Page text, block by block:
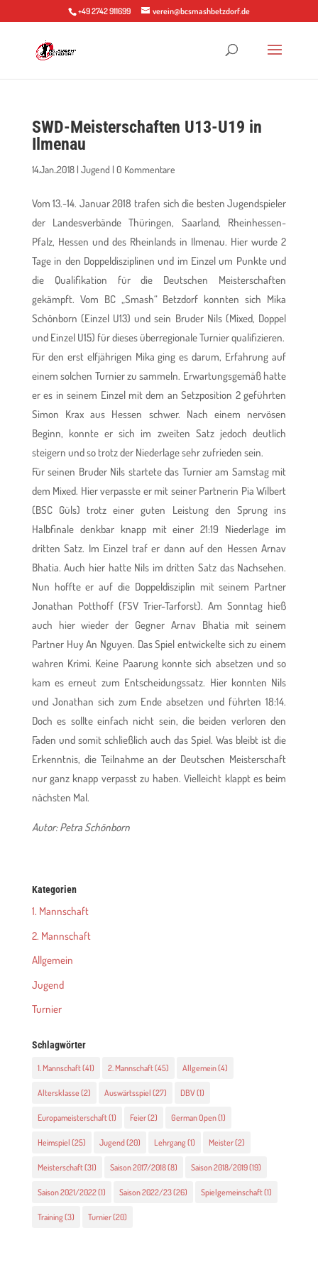
+49 2742 911699 verein@bcsmashbetzdorf.de
SWD-Meisterschaften U13-U19 in
Ilmenau
14.Jan..2018| Jugend | 0 Kommentare
Vom 13.-14. Januar 2018 trafen sich die besten Jugendspieler
der Landesverbände Thüringen, Saarland, Rheinhessen-
Pfalz, Hessen und des Rheinlands in Ilmenau. Hier wurde 2
Tage in den Doppeldisziplinen und im Einzel um Punkte und
die Qualifikation für die Deutschen Meisterschaften
gekämpft. Vom BC „Smash“ Betzdorf konnten sich Mika
Schönborn (Einzel U13) und sein Bruder Nils (Mixed, Doppel
und Einzel U15) für dieses überregionale Turnier qualifizieren.
Für den erst elfjährigen Mika ging es darum, Erfahrung auf
einem solchen Turnier zu sammeln. Erwartungsgemäß hatte
er es in seinem Einzel mit dem an Setzposition 2 geführten
Simon Krax aus Hessen schwer. Nach einem nervösen
Beginn, konnte er sich im zweiten Satz jedoch deutlich
steigern und so trotz der Niederlage sehr zufrieden sein.
Für seinen Bruder Nils startete das Turnier am Samstag mit
dem Mixed. Hier verpasste er mit seiner Partnerin Pia Wilbert
(BSC Güls) trotz einer guten Leistung den Sprung ins
Halbfinale denkbar knapp mit einer 21:19 Niederlage im
dritten Satz. Im Einzel traf er dann auf den Hessen Arnav
Bhatia. Auch hier hatte Nils im dritten Satz das Nachsehen.
Nun hoffte er auf die Doppeldisziplin mit seinem Partner
Jonathan Potthoff (FSV Trier-Tarforst). Am Sonntag hieß
auch hier wieder der Gegner Arnav Bhatia mit seinem
Partner Huy An Nguyen. Das Spiel entwickelte sich zu einem
wahren Krimi. Keine Paarung konnte sich absetzen und so
kam es erneut zum Entscheidungssatz. Hier konnten Nils
und Jonathan sich zum Ende absetzen und führten 18:14.
Doch es sollte einfach nicht sein, die beiden verloren den
Faden und somit schließlich auch das Spiel. Was bleibt ist die
Erkenntnis, die Teilnahme an der Deutschen Meisterschaft
nur ganz knapp verpasst zu haben. Vielleicht klappt es beim
nächsten Mal.
Autor: Petra Schönborn
Kategorien
1. Mannschaft
2. Mannschaft
Allgemein
Jugend
Turnier
Schlagwörter
1. Mannschaft(41) 2. Mannschaft(45) Allgemein(4)
Altersklasse (2) Auswärtsspiel (27) DBV(1)
Europameisterschaft(1) Feier(2) German Open(1)
Heimspiel (25) Jugend(20) Lehrgang(1) Meister(2)
Meisterschaft(31) Saison 2017/2018(8) Saison 2018/2019(19)
Saison 2021/2022(1) Saison 2022/23(26) Spielgemeinschaft(1)
Training(3) Turnier(20)